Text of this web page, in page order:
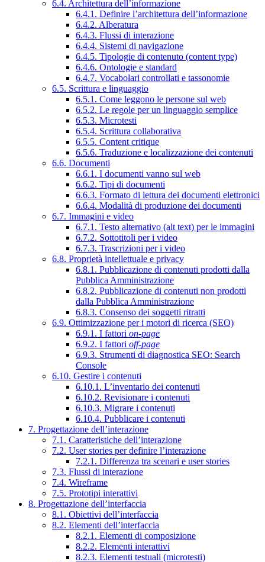
6.4. Architettura dell’informazione
6.4.1. Definire l’architettura dell’informazione
6.4.2. Alberatura
6.4.3. Flussi di interazione
6.4.4. Sistemi di navigazione
6.4.5. Tipologie di contenuto (content type)
6.4.6. Ontologie e standard
6.4.7. Vocabolari controllati e tassonomie
6.5. Scrittura e linguaggio
6.5.1. Come leggono le persone sul web
6.5.2. Le regole per un linguaggio semplice
6.5.3. Microtesti
6.5.4. Scrittura collaborativa
6.5.5. Content critique
6.5.6. Traduzione e localizzazione dei contenuti
6.6. Documenti
6.6.1. I documenti vanno sul web
6.6.2. Tipi di documenti
6.6.3. Formato di lettura dei documenti elettronici
6.6.4. Modalità di produzione dei documenti
6.7. Immagini e video
6.7.1. Testo alternativo (alt text) per le immagini
6.7.2. Sottotitoli per i video
6.7.3. Trascrizioni per i video
6.8. Proprietà intellettuale e privacy
6.8.1. Pubblicazione di contenuti prodotti dalla
Pubblica Amministrazione
6.8.2. Pubblicazione di contenuti non prodotti
dalla Pubblica Amministrazione
6.8.3. Consenso dei soggetti ritratti
6.9. Ottimizzazione per i motori di ricerca (SEO)
6.9.1. I fattori on-page
6.9.2. I fattori off-page
6.9.3. Strumenti di diagnostica SEO: Search
Console
6.10. Gestire i contenuti
6.10.1. L’inventario dei contenuti
6.10.2. Revisionare i contenuti
6.10.3. Migrare i contenuti
6.10.4. Pubblicare i contenuti
7. Progettazione dell’interazione
7.1. Caratteristiche dell’interazione
7.2. User stories per definire l’interazione
7.2.1. Differenza tra scenari e user stories
7.3. Flussi di interazione
7.4. Wireframe
7.5. Prototipi interattivi
8. Progettazione dell’interfaccia
8.1. Obiettivi dell’interfaccia
8.2. Elementi dell’interfaccia
8.2.1. Elementi di composizione
8.2.2. Elementi interattivi
8.2.3. Elementi testuali (microtesti)